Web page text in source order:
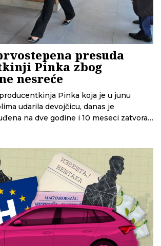
presuda
Pinka zbog
nesreće
Pinka koja je u junu
udarila devojčicu, danas je
na dve godine i 10 meseci zatvora,